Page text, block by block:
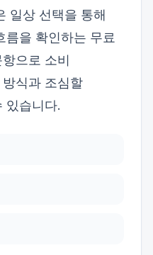
일상 선택을 통해
름을 확인하는 무료
으로 소비
식과 조심할
있습니다.